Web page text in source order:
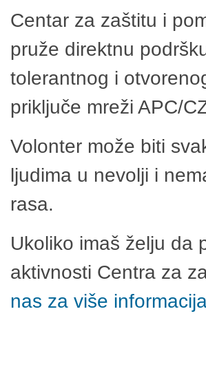
Centar za zaštitu i
pruže direktnu
tolerantnog i
priključe mreži APC/
Volonter može biti
ljudima u nevolji i
rasa.
Ukoliko imaš želju da
aktivnosti Centra za
nas za više